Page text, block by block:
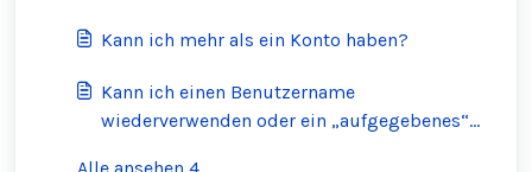
Kann ich mehr als ein Konto haben?
Kann ich einen Benutzername
wiederverwenden oder ein „aufgegebenes“
Alle ansehen 4